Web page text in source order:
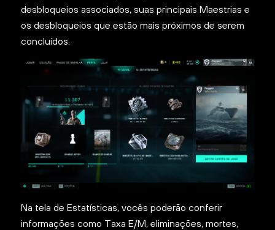
desbloqueios associados, suas principais Maestrias e
os desbloqueios que estão mais próximos de serem
concluídos.
Na tela de Estatísticas, vocês poderão conferir
informações como Taxa E/M, eliminações, mortes,